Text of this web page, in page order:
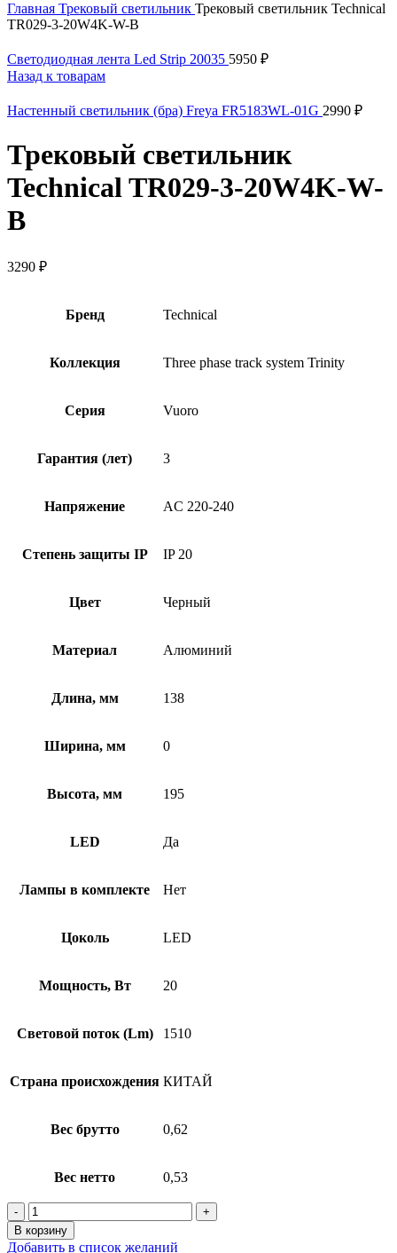
Главная Трековый светильник Трековый светильник Technical
TR029-3-20W4K-W-B
Светодиодная лента Led Strip 20035 5950 ₽
Назад к товарам
Настенный светильник (бра) Freya FR5183WL-01G 2990 ₽
Трековый светильник
Technical TR029-3-20W4K-W-
B
3290 ₽
Бренд Technical
Коллекция Three phase track system Trinity
Серия Vuoro
Гарантия (лет) 3
Напряжение AC 220-240
Степень защиты IP IP 20
Цвет Черный
Материал Алюминий
Длина, мм 138
Ширина, мм 0
Высота, мм 195
LED Да
Лампы в комплекте Нет
Цоколь LED
Мощность, Вт 20
Световой поток (Lm) 1510
Страна происхождения КИТАЙ
Вес брутто 0,62
Вес нетто 0,53
В корзину
Добавить в список желаний